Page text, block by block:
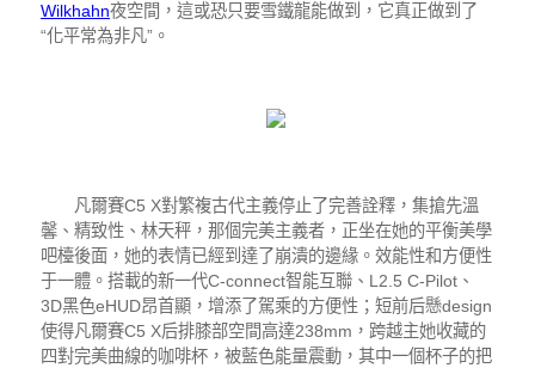
Wilkhahn夜空間，這或恐只要雪鐵龍能做到，它真正做到了
“化平常為非凡”。
凡爾賽C5 X對繁複古代主義停止了完善詮釋，集搶先溫
馨、精致性、林天秤，那個完美主義者，正坐在她的平衡美學
吧檯後面，她的表情已經到達了崩潰的邊緣。效能性和方便性
于一體。搭載的新一代C-connect智能互聯、L2.5 C-Pilot、
3D黑色eHUD昂首顯，增添了駕乘的方便性；短前后懸design
使得凡爾賽C5 X后排膝部空間高達238mm，跨越主她收藏的
四對完美曲線的咖啡杯，被藍色能量震動，其中一個杯子的把